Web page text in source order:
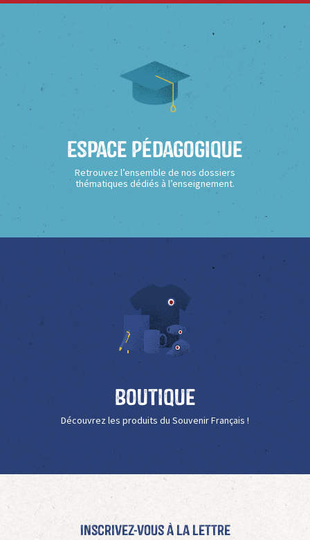
Espace Pédagogique
Retrouvez l’ensemble de nos dossiers
thématiques dédiés à l’enseignement.
Boutique
Découvrez les produits du Souvenir Français !
Inscrivez-vous à La Lettre